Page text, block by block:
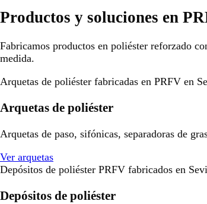
Productos y soluciones en
Fabricamos productos en poliéster reforzado
medida.
Arquetas de poliéster fabricadas en PRFV en
Arquetas de poliéster
Arquetas de paso, sifónicas, separadoras de
Ver arquetas
Depósitos de poliéster PRFV fabricados en
Depósitos de poliéster